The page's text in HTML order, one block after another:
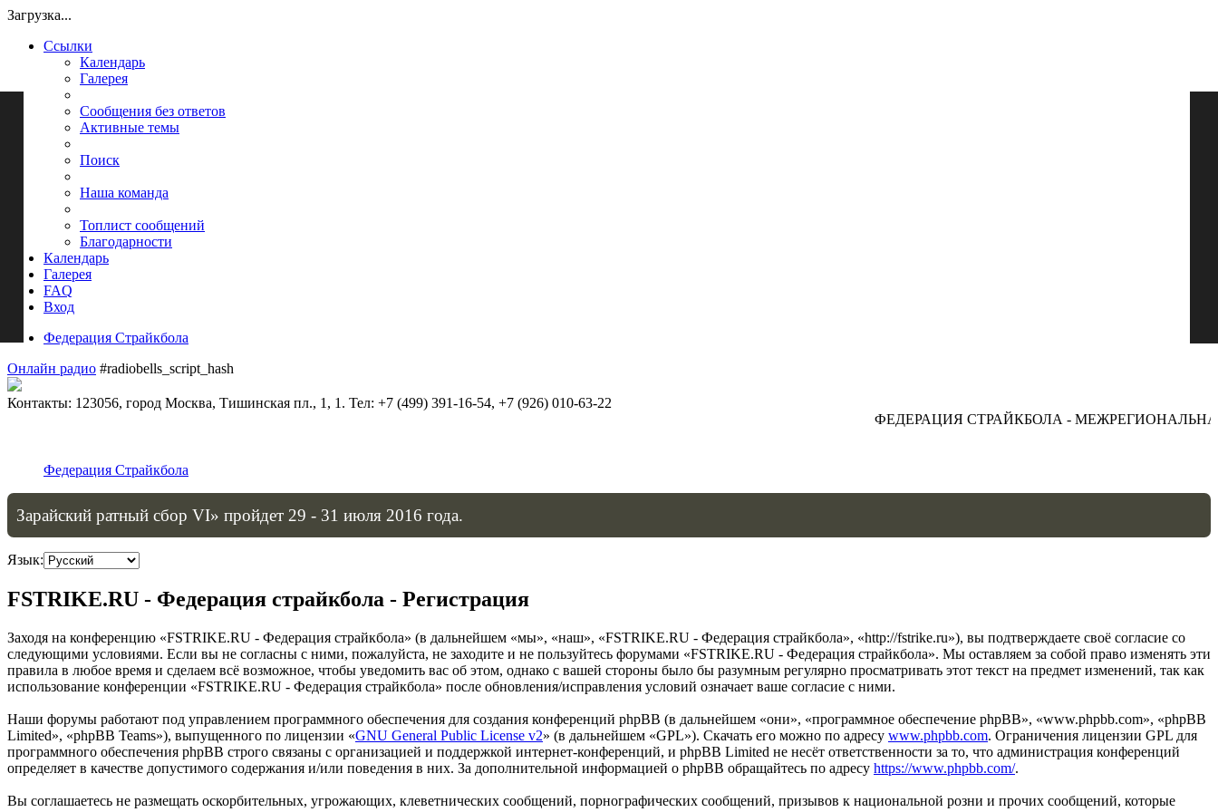
Загрузка...
Ссылки
Календарь
Галерея
Сообщения без ответов
Активные темы
Поиск
Наша команда
Топлист сообщений
Благодарности
Календарь
Галерея
FAQ
Вход
Федерация Страйкбола
Онлайн радио #radiobells_script_hash
Контакты: 123056, город Москва, Тишинская пл., 1, 1. Тел: +7 (499) 391-16-54, +7 (926) 010-63-22
ФЕДЕРАЦИЯ СТРАЙКБОЛА -
Федерация Страйкбола
Зарайский ратный сбор VI» пройдет 29 - 31 июля 2016 года.
Язык:
FSTRIKE.RU - Федерация страйкбола - Регистрация
Заходя на конференцию «FSTRIKE.RU - Федерация страйкбола» (в дальнейшем «мы», «наш», «FSTRIKE.RU - Федерация страйкбола», «http://fstrike.ru»), вы подтверждаете своё согласие со
следующими условиями. Если вы не согласны с ними, пожалуйста, не заходите и не пользуйтесь форумами «FSTRIKE.RU - Федерация страйкбола». Мы оставляем за собой право изменять эти
правила в любое время и сделаем всё возможное, чтобы уведомить вас об этом, однако с вашей стороны было бы разумным регулярно просматривать этот текст на предмет изменений, так как
использование конференции «FSTRIKE.RU - Федерация страйкбола» после обновления/исправления условий означает ваше согласие с ними.
Наши форумы работают под управлением программного обеспечения для создания конференций phpBB (в дальнейшем «они», «программное обеспечение phpBB», «www.phpbb.com», «phpBB
Limited», «phpBB Teams»), выпущенного по лицензии «GNU General Public License v2» (в дальнейшем «GPL»). Скачать его можно по адресу www.phpbb.com. Ограничения лицензии GPL для
программного обеспечения phpBB строго связаны с организацией и поддержкой интернет-конференций, и phpBB Limited не несёт ответственности за то, что администрация конференций
определяет в качестве допустимого содержания и/или поведения в них. За дополнительной информацией о phpBB обращайтесь по адресу https://www.phpbb.com/.
Вы соглашаетесь не размещать оскорбительных, угрожающих, клеветнических сообщений, порнографических сообщений, призывов к национальной розни и прочих сообщений, которые